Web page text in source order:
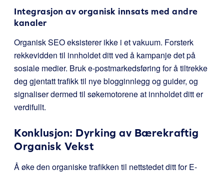
Integrasjon av organisk innsats med andre
kanaler
Organisk SEO eksisterer ikke i et vakuum. Forsterk
rekkevidden til innholdet ditt ved å kampanje det på
sosiale medier. Bruk e-postmarkedsføring for å tiltrekke
deg gjentatt trafikk til nye blogginnlegg og guider, og
signaliser dermed til søkemotorene at innholdet ditt er
verdifullt.
Konklusjon: Dyrking av Bærekraftig
Organisk Vekst
Å øke den organiske trafikken til nettstedet ditt for E-